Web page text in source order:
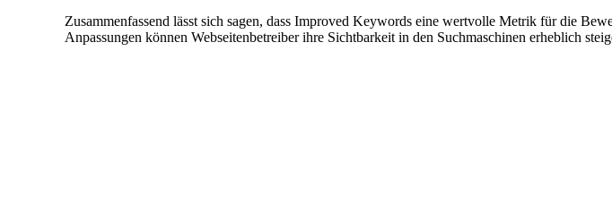
Zusammenfassend lässt sich sagen, dass Improved Keywords eine wertvolle Metrik für die
Anpassungen können Webseitenbetreiber ihre Sichtbarkeit in den Suchmaschinen erheblich